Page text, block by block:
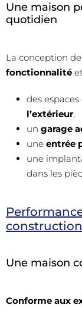
Une maison
quotidien
La conception
fonctionnalité
des espaces
l’extérieur,
un garage
une entrée
une
dans les
construction
Une maison
Conforme aux